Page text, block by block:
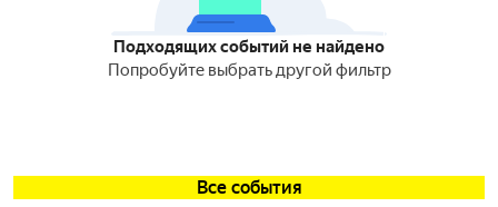
Подходящих событий не найдено
Попробуйте выбрать другой фильтр
Все события